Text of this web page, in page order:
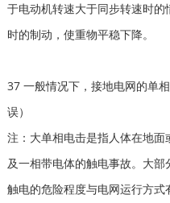
于电动机转速大于同步转速时
时的制动，使重物平稳下降。
37 一般情况下，接地电网的单
误）
注：大单相电击是指人体在地
及一相带电体的触电事故。大
触电的危险程度与电网运行方